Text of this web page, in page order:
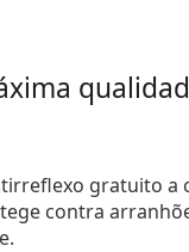
gratuito a
contra